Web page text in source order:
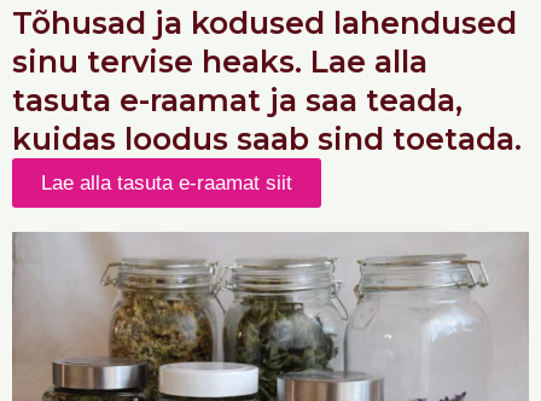
Tõhusad ja kodused lahendused
sinu tervise heaks. Lae alla
tasuta e-raamat ja saa teada,
kuidas loodus saab sind toetada.
Lae alla tasuta e-raamat siit